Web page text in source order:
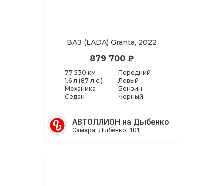
ВАЗ (LADA) Granta, 2022
879 700 ₽
77 530 км
1.6 л (87 л.с.)
Механика
Седан
Передний
Левый
Бензин
Черный
АВТОЛЛИОН на Дыбенко
Самара, Дыбенко, 101